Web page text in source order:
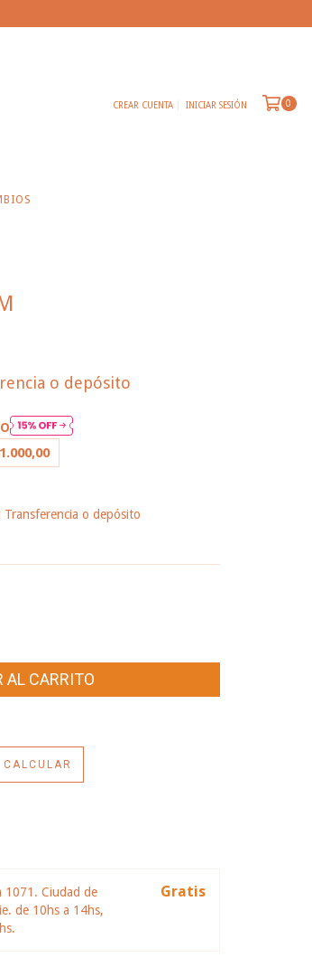
CREAR CUENTA INICIAR SESIÓN 0
o depósito
o depósito
CALCULAR
1071. Ciudad de
de 10hs a 14hs,
Gratis